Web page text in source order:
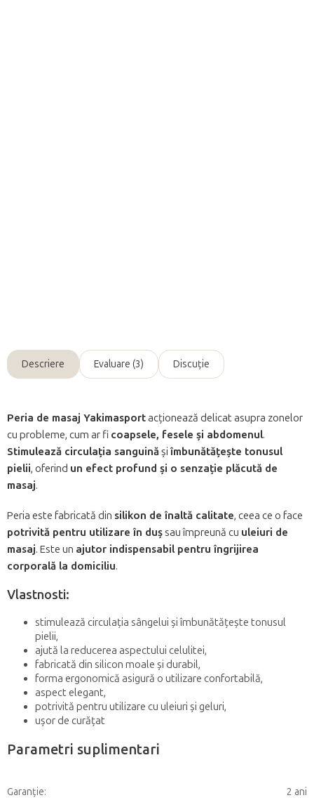
Descriere Evaluare (3) Discuţie
Peria de masaj Yakimasportacționează delicat asupra zonelor
cu probleme, cum ar fi coapsele, fesele și abdomenul.
Stimulează circulația sanguinăși îmbunătățește tonusul
pielii, oferind un efect profund și o senzație plăcută de
masaj.
Peria este fabricată din silikon de înaltă calitate, ceea ce o face
potrivită pentru utilizare în dușsau împreună cu uleiuri de
masaj. Este un ajutor indispensabil pentru îngrijirea
corporală la domiciliu.
Vlastnosti:
stimulează circulația sângelui și îmbunătățește tonusul
pielii,
ajută la reducerea aspectului celulitei,
fabricată din silicon moale și durabil,
forma ergonomică asigură o utilizare confortabilă,
aspect elegant,
potrivită pentru utilizare cu uleiuri și geluri,
ușor de curățat
Parametri suplimentari
Garanţie: 2 ani